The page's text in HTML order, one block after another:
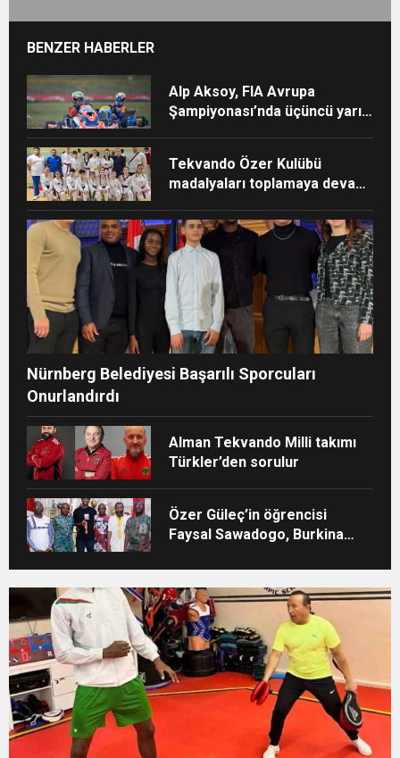
BENZER HABERLER
Alp Aksoy, FIA Avrupa
Şampiyonası’nda üçüncü yarışı
Tekvando Özer Kulübü
madalyaları toplamaya devam
Nürnberg Belediyesi Başarılı Sporcuları
Onurlandırdı
Alman Tekvando Milli takımı
Türkler’den sorulur
Özer Güleç’in öğrencisi
Faysal Sawadogo, Burkina